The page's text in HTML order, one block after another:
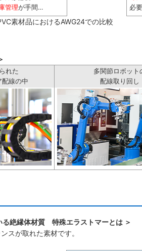
管理が手間…
必
素材品におけるAWG24での比較
れた
配線の中
多関節ロボット
配線取り回し
る絶縁体材質 特殊エラストマーとは ＞
スが取れた素材です。